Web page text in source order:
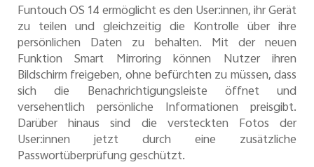
Funtouch OS 14 ermöglicht es den User:innen, ihr Gerät
zu teilen und gleichzeitig die Kontrolle über ihre
persönlichen Daten zu behalten. Mit der neuen
Funktion Smart Mirroring können Nutzer ihren
Bildschirm freigeben, ohne befürchten zu müssen, dass
sich die Benachrichtigungsleiste öffnet und
versehentlich persönliche Informationen preisgibt.
Darüber hinaus sind die versteckten Fotos der
User:innen jetzt durch eine zusätzliche
Passwortüberprüfung geschützt.